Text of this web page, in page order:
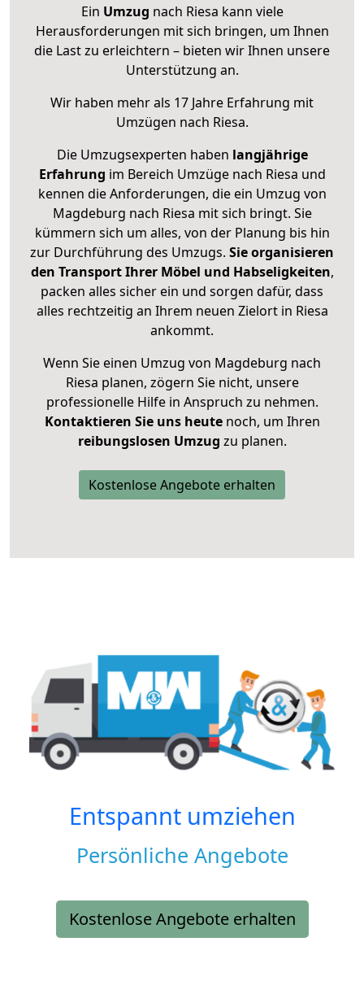
Ein Umzug nach Riesa kann viele
Herausforderungen mit sich bringen, um Ihnen
die Last zu erleichtern – bieten wir Ihnen unsere
Unterstützung an.
Wir haben mehr als 17 Jahre Erfahrung mit
Umzügen nach Riesa.
Die Umzugsexperten haben langjährige
Erfahrung im Bereich Umzüge nach Riesa und
kennen die Anforderungen, die ein Umzug von
Magdeburg nach Riesa mit sich bringt. Sie
kümmern sich um alles, von der Planung bis hin
zur Durchführung des Umzugs. Sie organisieren
den Transport Ihrer Möbel und Habseligkeiten,
packen alles sicher ein und sorgen dafür, dass
alles rechtzeitig an Ihrem neuen Zielort in Riesa
ankommt.
Wenn Sie einen Umzug von Magdeburg nach
Riesa planen, zögern Sie nicht, unsere
professionelle Hilfe in Anspruch zu nehmen.
Kontaktieren Sie uns heutenoch, um Ihren
reibungslosen Umzug zu planen.
Kostenlose Angebote erhalten
Entspannt umziehen
Persönliche Angebote
Kostenlose Angebote erhalten